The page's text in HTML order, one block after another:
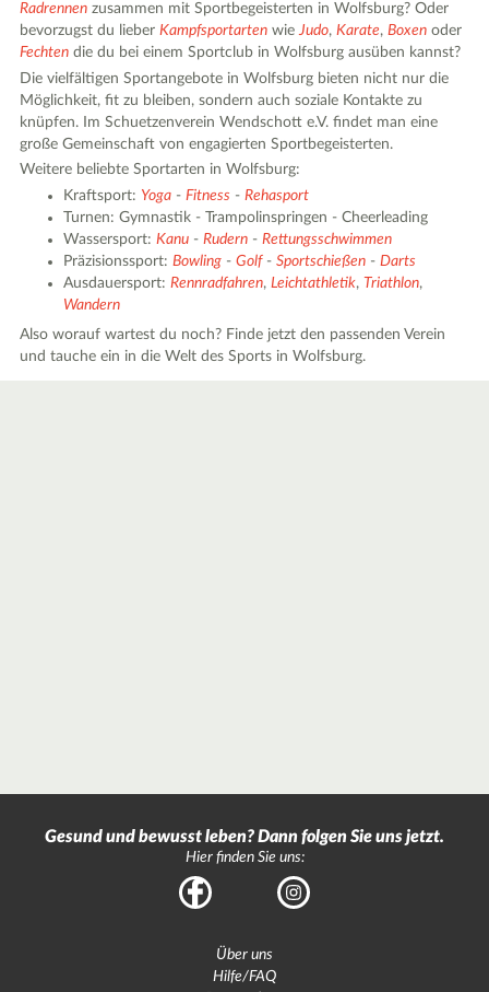
Radrennen zusammen mit Sportbegeisterten in Wolfsburg? Oder
bevorzugst du lieberKampfsportarten wieJudo,Karate,Boxen oder
Fechten die du bei einem Sportclub in Wolfsburg ausüben kannst?
Die vielfältigen Sportangebote in Wolfsburg bieten nicht nur die
Möglichkeit, fit zu bleiben, sondern auch soziale Kontakte zu
knüpfen. Im Schuetzenverein Wendschott e.V. findet man eine
große Gemeinschaft von engagierten Sportbegeisterten.
Weitere beliebte Sportarten in Wolfsburg:
Kraftsport: Yoga -Fitness -Rehasport
Turnen: Gymnastik - Trampolinspringen - Cheerleading
Wassersport:Kanu -Rudern -Rettungsschwimmen
Präzisionssport:Bowling -Golf-Sportschießen -Darts
Ausdauersport:Rennradfahren,Leichtathletik,Triathlon,
Wandern
Also worauf wartest du noch? Finde jetzt den passenden Verein
und tauche ein in die Welt des Sports in Wolfsburg.
Gesund und bewusst leben? Dann folgen Sie uns jetzt.
Hier finden Sie uns:
Facebook Instagram
Über uns
Hilfe/FAQ